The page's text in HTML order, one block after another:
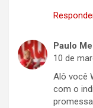
Paulo
10 de
Alô você
com o